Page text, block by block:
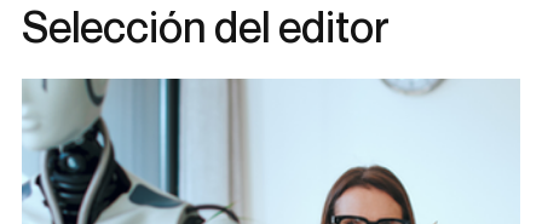
Selección del editor